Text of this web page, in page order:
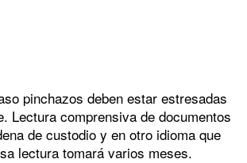
pinchazos deben estar estresadas
Lectura comprensiva de documentos
de custodio y en otro idioma que
lectura tomará varios meses.